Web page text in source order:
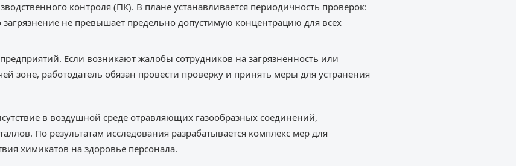
контроля (ПК). В плане устанавливается периодичность проверок:
не превышает предельно допустимую концентрацию для всех
Если возникают жалобы сотрудников на загрязненность или
зоне, работодатель обязан провести проверку и принять меры для устранения
в воздушной среде отравляющих газообразных соединений,
По результатам исследования разрабатывается комплекс мер для
химикатов на здоровье персонала.